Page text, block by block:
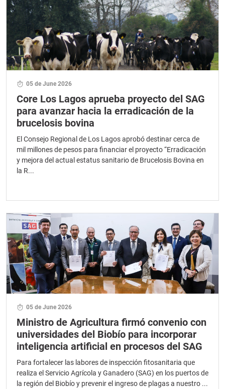
05 de June 2026
Core Los Lagos aprueba proyecto del SAG
para avanzar hacia la erradicación de la
brucelosis bovina
El Consejo Regional de Los Lagos aprobó destinar cerca de
mil millones de pesos para financiar el proyecto “Erradicación
y mejora del actual estatus sanitario de Brucelosis Bovina en
la R...
05 de June 2026
Ministro de Agricultura firmó convenio con
universidades del Biobío para incorporar
inteligencia artificial en procesos del SAG
Para fortalecer las labores de inspección fitosanitaria que
realiza el Servicio Agrícola y Ganadero (SAG) en los puertos de
la región del Biobío y prevenir el ingreso de plagas a nuestro ...